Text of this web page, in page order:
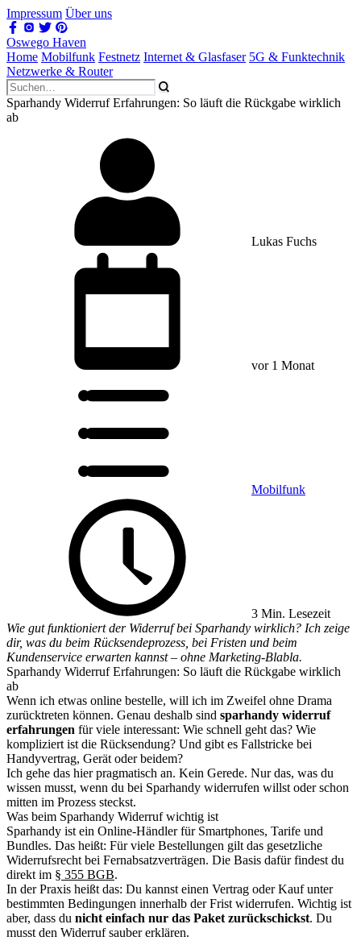
Impressum Über uns
Oswego Haven
Home Mobilfunk Festnetz Internet & Glasfaser 5G & Funktechnik
Netzwerke & Router
Sparhandy Widerruf Erfahrungen: So läuft die Rückgabe wirklich
ab
Lukas Fuchs
vor 1 Monat
Mobilfunk
3 Min. Lesezeit
Wie gut funktioniert der Widerruf bei Sparhandy wirklich? Ich zeige
dir, was du beim Rücksendeprozess, bei Fristen und beim
Kundenservice erwarten kannst – ohne Marketing-Blabla.
Sparhandy Widerruf Erfahrungen: So läuft die Rückgabe wirklich
ab
Wenn ich etwas online bestelle, will ich im Zweifel ohne Drama
zurücktreten können. Genau deshalb sind sparhandy widerruf
erfahrungen für viele interessant: Wie schnell geht das? Wie
kompliziert ist die Rücksendung? Und gibt es Fallstricke bei
Handyvertrag, Gerät oder beidem?
Ich gehe das hier pragmatisch an. Kein Gerede. Nur das, was du
wissen musst, wenn du bei Sparhandy widerrufen willst oder schon
mitten im Prozess steckst.
Was beim Sparhandy Widerruf wichtig ist
Sparhandy ist ein Online-Händler für Smartphones, Tarife und
Bundles. Das heißt: Für viele Bestellungen gilt das gesetzliche
Widerrufsrecht bei Fernabsatzverträgen. Die Basis dafür findest du
direkt im § 355 BGB.
In der Praxis heißt das: Du kannst einen Vertrag oder Kauf unter
bestimmten Bedingungen innerhalb der Frist widerrufen. Wichtig ist
aber, dass du nicht einfach nur das Paket zurückschickst. Du
musst den Widerruf sauber erklären.